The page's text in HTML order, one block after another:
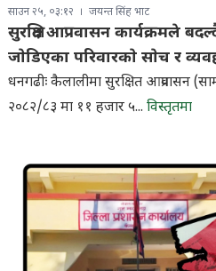
साउन २५, ०३:१२ जयन्त सिंह भाट
सुरक्षित आप्रवासन कार्यक्रमले
जाेडिएका परिवारकाे साेच र
धनगढीः कैलालीमा सुरक्षित आप्रवासन
२०८२/८३ मा ११ हजार ५... विस्तृतमा